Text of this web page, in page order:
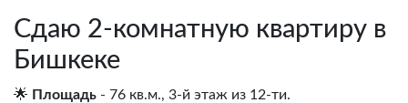
Сдаю 2-комнатную квартиру в
Бишкеке
🌟 Площадь - 76 кв.м., 3-й этаж из 12-ти.